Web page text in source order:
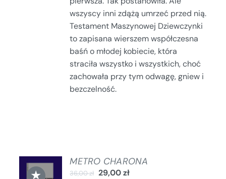
wszyscy inni zdążą umrzeć przed nią.
Testament Maszynowej Dziewczynki
to zapisana wierszem współczesna
baśń o młodej kobiecie, która
straciła wszystko i wszystkich, choć
zachowała przy tym odwagę, gniew i
bezczelność.
★
DODAJ
DO
METRO CHARONA
36,00zł 29,00zł